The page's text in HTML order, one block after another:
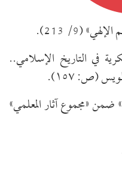
في التاريخ الإسلامي..
(ص: ١٥٧).
ضمن «مجموع آثار المعلمي»